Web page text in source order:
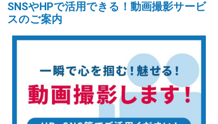
SNSやHPで活用できる！動画撮影サービ
スのご案内